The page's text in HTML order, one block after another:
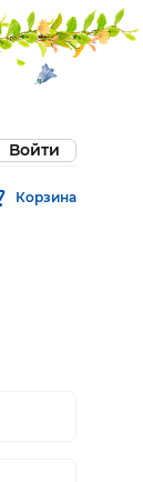
Войти
Корзина